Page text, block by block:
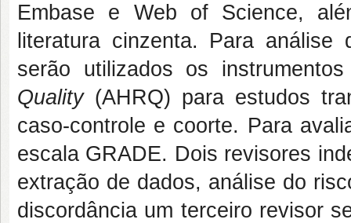
Embase e Web of Science,
literatura cinzenta. Para
serão utilizados os
Quality(AHRQ) para estudos
caso-controle e coorte. Para
escala GRADE. Dois revisores
extração de dados, análise do
discordância um terceiro revisor